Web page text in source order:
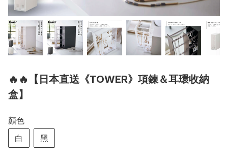
🔥🔥【日本直送《TOWER》項鍊＆耳環收納
盒】
顏色
白
黑